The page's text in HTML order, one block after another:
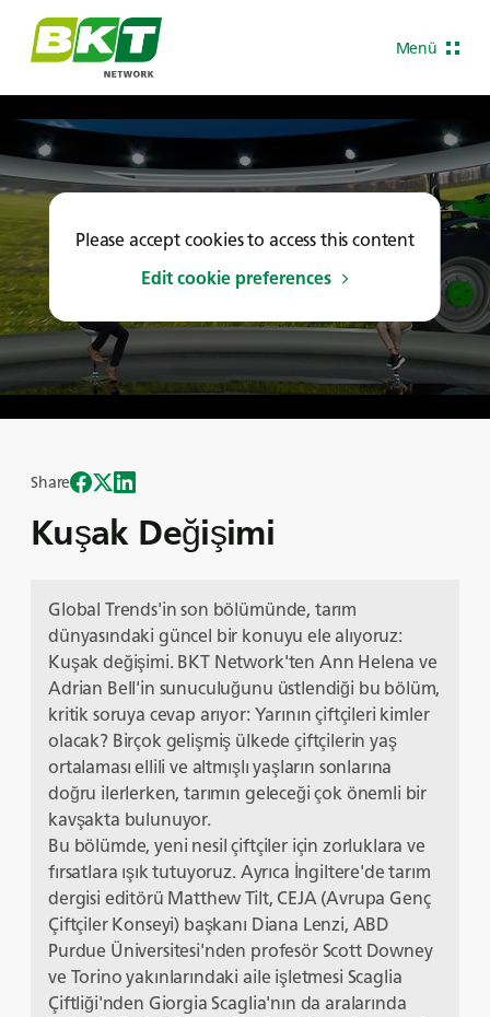
Menü
Please accept cookies to access this content
Edit cookie preferences
Kuşak Değişimi
Share
Global Trends'in son bölümünde, tarım
dünyasındaki güncel bir konuyu ele alıyoruz:
Kuşak değişimi. BKT Network'ten Ann Helena ve
Adrian Bell'in sunuculuğunu üstlendiği bu bölüm,
kritik soruya cevap arıyor: Yarının çiftçileri kimler
olacak? Birçok gelişmiş ülkede çiftçilerin yaş
ortalaması ellili ve altmışlı yaşların sonlarına
doğru ilerlerken, tarımın geleceği çok önemli bir
kavşakta bulunuyor.
Bu bölümde, yeni nesil çiftçiler için zorluklara ve
fırsatlara ışık tutuyoruz. Ayrıca İngiltere'de tarım
dergisi editörü Matthew Tilt, CEJA (Avrupa Genç
Çiftçiler Konseyi) başkanı Diana Lenzi, ABD
Purdue Üniversitesi'nden profesör Scott Downey
ve Torino yakınlarındaki aile işletmesi Scaglia
Çiftliği'nden Giorgia Scaglia'nın da aralarında